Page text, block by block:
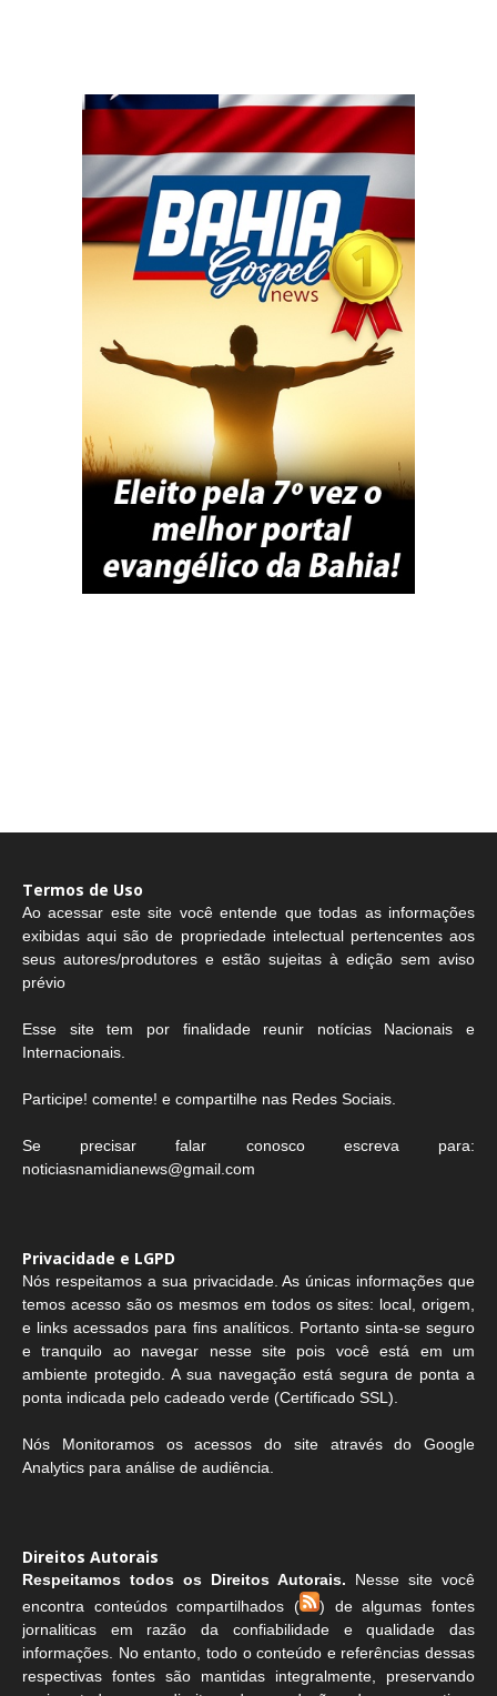
Termos de Uso
Ao acessar este site você entende que todas as informações
exibidas aqui são de propriedade intelectual pertencentes aos
seus autores/produtores e estão sujeitas à edição sem aviso
prévio
Esse site tem por finalidade reunir notícias Nacionais e
Internacionais.
Participe! comente! e compartilhe nas Redes Sociais.
Se precisar falar conosco escreva para:
noticiasnamidianews@gmail.com
Privacidade e LGPD
Nós respeitamos a sua privacidade. As únicas informações que
temos acesso são os mesmos em todos os sites: local, origem,
e links acessados para fins analíticos. Portanto sinta-se seguro
e tranquilo ao navegar nesse site pois você está em um
ambiente protegido. A sua navegação está segura de ponta a
ponta indicada pelo cadeado verde (Certificado SSL).
Nós Monitoramos os acessos do site através do Google
Analytics para análise de audiência.
Direitos Autorais
Respeitamos todos os Direitos Autorais. Nesse site você
encontra conteúdos compartilhados (
) de algumas fontes
jornaliticas em razão da confiabilidade e qualidade das
informações. No entanto, todo o conteúdo e referências dessas
respectivas fontes são mantidas integralmente, preservando